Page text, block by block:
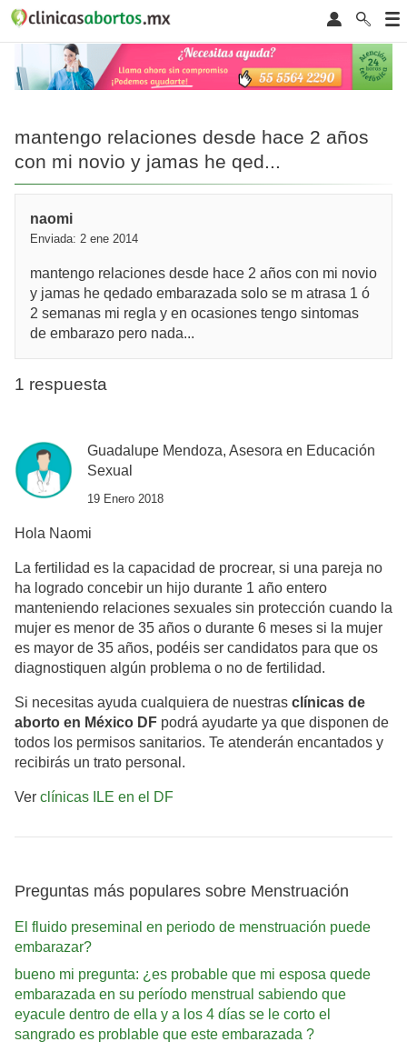
mantengo relaciones desde hace 2 años
con mi novio y jamas he qed...
naomi
Enviada: 2 ene 2014
mantengo relaciones desde hace 2 años con mi novio
y jamas he qedado embarazada solo se m atrasa 1 ó
2 semanas mi regla y en ocasiones tengo sintomas
de embarazo pero nada...
1 respuesta
Guadalupe Mendoza, Asesora en Educación
Sexual
19 Enero 2018
Hola Naomi
La fertilidad es la capacidad de procrear, si una pareja no
ha logrado concebir un hijo durante 1 año entero
manteniendo relaciones sexuales sin protección cuando la
mujer es menor de 35 años o durante 6 meses si la mujer
es mayor de 35 años, podéis ser candidatos para que os
diagnostiquen algún problema o no de fertilidad.
Si necesitas ayuda cualquiera de nuestras clínicas de
aborto en México DF podrá ayudarte ya que disponen de
todos los permisos sanitarios. Te atenderán encantados y
recibirás un trato personal.
Ver clínicas ILE en el DF
Preguntas más populares sobre Menstruación
El fluido preseminal en periodo de menstruación puede
embarazar?
bueno mi pregunta: ¿es probable que mi esposa quede
embarazada en su período menstrual sabiendo que
eyacule dentro de ella y a los 4 días se le corto el
sangrado es problable que este embarazada ?